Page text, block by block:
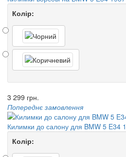
Колір:
3 299 грн.
Попереднє замовлення
Килимки до салону для BMW 5 E34
Колір: